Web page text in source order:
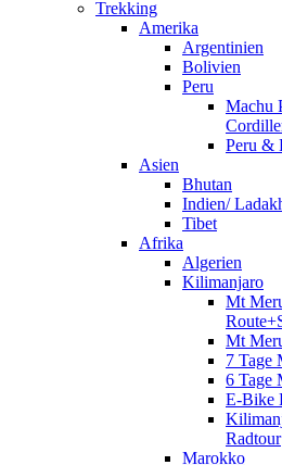
Trekking
Amerika
Argentinien
Bolivien
Peru
Machu
Peru &
Asien
Bhutan
Indien/
Tibet
Afrika
Algerien
Kilimanjaro
Mt
Mt
7 Tage
6 Tage
E-Bike
Radtour
Marokko